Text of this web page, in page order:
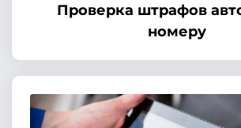
Проверка штрафов
номеру